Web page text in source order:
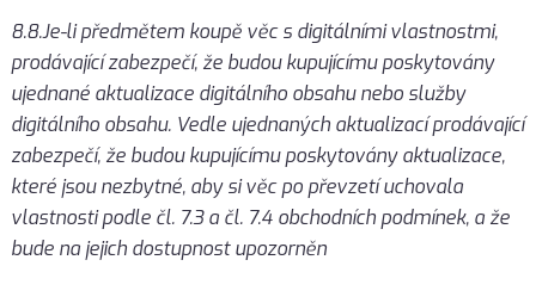
8.8.Je-li předmětem koupě věc s digitálními vlastnostmi,
prodávající zabezpečí, že budou kupujícímu poskytovány
ujednané aktualizace digitálního obsahu nebo služby
digitálního obsahu. Vedle ujednaných aktualizací prodávající
zabezpečí, že budou kupujícímu poskytovány aktualizace,
které jsou nezbytné, aby si věc po převzetí uchovala
vlastnosti podle čl. 7.3 a čl. 7.4 obchodních podmínek, a že
bude na jejich dostupnost upozorněn